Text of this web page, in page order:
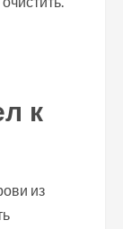
к
из